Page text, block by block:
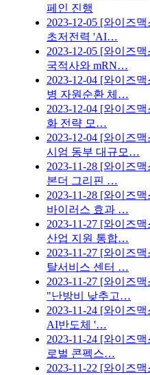
페인 진행
2023-12-05 [와이즈맥
초저전력 'AI…
2023-12-05 [와이즈
국적사와 mRN…
2023-12-04 [와이즈맥
병 자원순환 체…
2023-12-04 [와이즈맥
화 전략 모…
2023-12-04 [와이즈맥
시엄 동부 대규모…
2023-11-28 [와이즈맥
본더 그리핀 …
2023-11-28 [와이즈
바이러스 효과 …
2023-11-27 [와이즈맥
산업 지원 통합…
2023-11-27 [와이즈맥
탈서비스 센터 …
2023-11-27 [와이즈
"난방비 낮추고…
2023-11-24 [와이즈맥
AI반도체 '…
2023-11-24 [와이즈맥
로벌 콘펙스…
2023-11-22 [와이즈맥